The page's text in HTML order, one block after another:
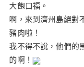
大飽口福。
啊，來到濟州島絕對
豬肉啦！
我不得不說，他們的
的啊！